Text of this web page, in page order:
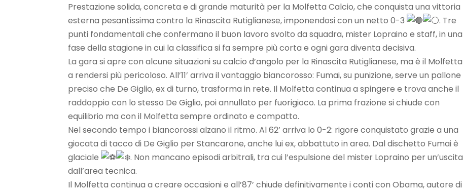
Prestazione solida, concreta e di grande maturità per la Molfetta Calcio, che conquista una vittoria
esterna pesantissima contro la Rinascita Rutiglianese, imponendosi con un netto 0-3
. Tre
punti fondamentali che confermano il buon lavoro svolto da squadra, mister Lopraino e staff, in una
fase della stagione in cui la classifica si fa sempre più corta e ogni gara diventa decisiva.
La gara si apre con alcune situazioni su calcio d’angolo per la Rinascita Rutiglianese, ma è il Molfetta
a rendersi più pericoloso. All’11’ arriva il vantaggio biancorosso: Fumai, su punizione, serve un pallone
preciso che De Giglio, ex di turno, trasforma in rete. Il Molfetta continua a spingere e trova anche il
raddoppio con lo stesso De Giglio, poi annullato per fuorigioco. La prima frazione si chiude con
equilibrio ma con il Molfetta sempre ordinato e compatto.
Nel secondo tempo i biancorossi alzano il ritmo. Al 62’ arriva lo 0-2: rigore conquistato grazie a una
giocata di tacco di De Giglio per Stancarone, anche lui ex, abbattuto in area. Dal dischetto Fumai è
glaciale
. Non mancano episodi arbitrali, tra cui l’espulsione del mister Lopraino per un’uscita
dall’area tecnica.
Il Molfetta continua a creare occasioni e all’87’ chiude definitivamente i conti con Obama, autore di